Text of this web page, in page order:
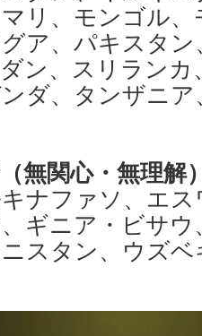
リ、モンゴル
ア、パキスタ
ン、スリラン
ダ、タンザニ
（無関心・無理解
ナファソ、エ
ギニア・ビサ
スタン、ウズ